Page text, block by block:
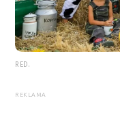
RED.
REKLAMA